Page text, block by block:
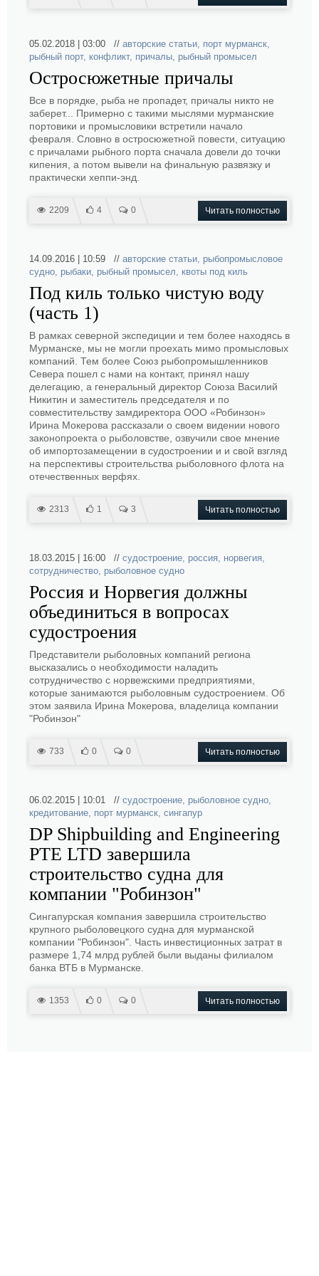
05.02.2018 | 03:00 // авторские статьи, порт мурманск,
рыбный порт, конфликт, причалы, рыбный промысел
Остросюжетные причалы
Все в порядке, рыба не пропадет, причалы никто не
заберет... Примерно с такими мыслями мурманские
портовики и промысловики встретили начало
февраля. Словно в остросюжетной повести, ситуацию
с причалами рыбного порта сначала довели до точки
кипения, а потом вывели на финальную развязку и
практически хеппи-энд.
2209 4 0 Читать полностью
14.09.2016 | 10:59 // авторские статьи, рыбопромысловое
судно, рыбаки, рыбный промысел, квоты под киль
Под киль только чистую воду
(часть 1)
В рамках северной экспедиции и тем более находясь в
Мурманске, мы не могли проехать мимо промысловых
компаний. Тем более Союз рыбопромышленников
Севера пошел с нами на контакт, принял нашу
делегацию, а генеральный директор Союза Василий
Никитин и заместитель председателя и по
совместительству замдиректора ООО «Робинзон»
Ирина Мокерова рассказали о своем видении нового
законопроекта о рыболовстве, озвучили свое мнение
об импортозамещении в судостроении и и свой взгляд
на перспективы строительства рыболовного флота на
отечественных верфях.
2313 1 3 Читать полностью
18.03.2015 | 16:00 // судостроение, россия, норвегия,
сотрудничество, рыболовное судно
Россия и Норвегия должны
объединиться в вопросах
судостроения
Представители рыболовных компаний региона
высказались о необходимости наладить
сотрудничество с норвежскими предприятиями,
которые занимаются рыболовным судостроением. Об
этом заявила Ирина Мокерова, владелица компании
"Робинзон"
733 0 0 Читать полностью
06.02.2015 | 10:01 // судостроение, рыболовное судно,
кредитование, порт мурманск, сингапур
DP Shipbuilding and Engineering
PTE LTD завершила
строительство судна для
компании "Робинзон"
Сингапурская компания завершила строительство
крупного рыболовецкого судна для мурманской
компании "Робинзон". Часть инвестиционных затрат в
размере 1,74 млрд рублей были выданы филиалом
банка ВТБ в Мурманске.
1353 0 0 Читать полностью